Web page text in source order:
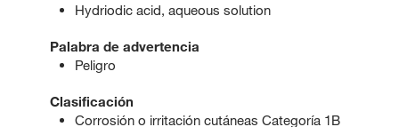
Hydriodic acid, aqueous solution
Palabra de advertencia
Peligro
Clasificación
Corrosión o irritación cutáneas Categoría 1B